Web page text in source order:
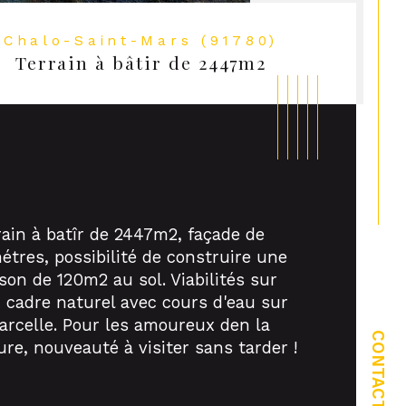
CONTACT
Chalo-Saint-Mars (91780)
Terrain à bâtir de 2447m2
Valeurs
Viabilisé
à batîr de 2447m2, façade de
possibilité de construire une
de 120m2 au sol. Viabilités sur
cadre naturel avec cours d'eau sur
Pour les amoureux den la
nouveauté à visiter sans tarder !